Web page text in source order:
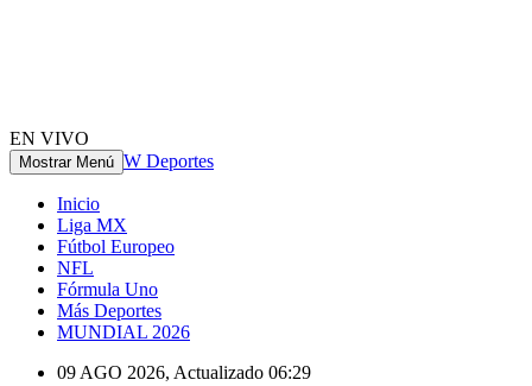
EN VIVO
Mostrar Menú W Deportes
Inicio
Liga MX
Fútbol Europeo
NFL
Fórmula Uno
Más Deportes
MUNDIAL 2026
09 AGO 2026, Actualizado 06:29